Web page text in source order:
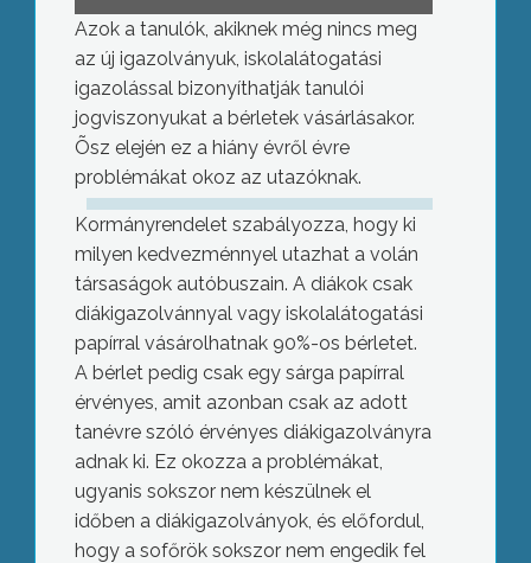
Azok a tanulók, akiknek még nincs meg
az új igazolványuk, iskolalátogatási
igazolással bizonyíthatják tanulói
jogviszonyukat a bérletek vásárlásakor.
Õsz elején ez a hiány évről évre
problémákat okoz az utazóknak.
Kormányrendelet szabályozza, hogy ki
milyen kedvezménnyel utazhat a volán
társaságok autóbuszain. A diákok csak
diákigazolvánnyal vagy iskolalátogatási
papírral vásárolhatnak 90%-os bérletet.
A bérlet pedig csak egy sárga papírral
érvényes, amit azonban csak az adott
tanévre szóló érvényes diákigazolványra
adnak ki. Ez okozza a problémákat,
ugyanis sokszor nem készülnek el
időben a diákigazolványok, és előfordul,
hogy a sofőrök sokszor nem engedik fel